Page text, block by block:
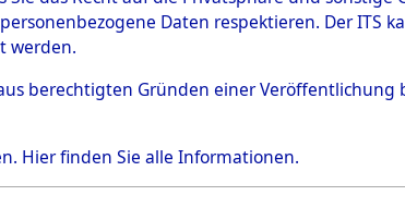
0003 (108020305)
Person HÜTTEL,
Bestand
Daten respektieren. Der ITS
werden.
berechtigten Gründen einer
Hierfinden Sie alle Informationen.